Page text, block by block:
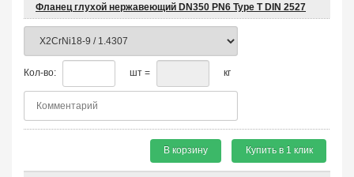
Фланец глухой нержавеющий DN350 PN6 Type T DIN 2527
Кол-во: шт = кг
В корзину Купить в 1 клик